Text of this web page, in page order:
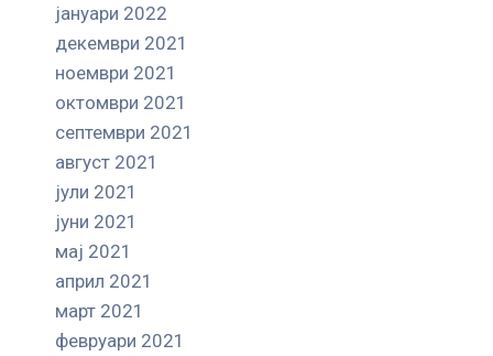
јануари 2022
декември 2021
ноември 2021
октомври 2021
септември 2021
август 2021
јули 2021
јуни 2021
мај 2021
април 2021
март 2021
февруари 2021